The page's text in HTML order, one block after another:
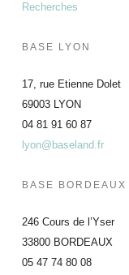
Recherches
BASE LYON
17, rue Etienne Dolet
69003 LYON
04 81 91 60 87
lyon@baseland.fr
BASE BORDEAUX
246 Cours de l’Yser
33800 BORDEAUX
05 47 74 80 08